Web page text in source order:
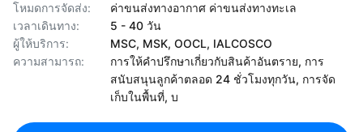
โหมดการจัดส่ง:
ค่าขนส่งทางอากาศ ค่าขนส่งทางทะเล
เวลาเดินทาง:
5 - 40 วัน
ผู้ให้บริการ:
MSC, MSK, OOCL, IALCOSCO
ความสามารถ:
การให้คำปรึกษาเกี่ยวกับสินค้าอันตราย, การ
สนับสนุนลูกค้าตลอด 24 ชั่วโมงทุกวัน, การจัด
เก็บในพื้นที่, บ